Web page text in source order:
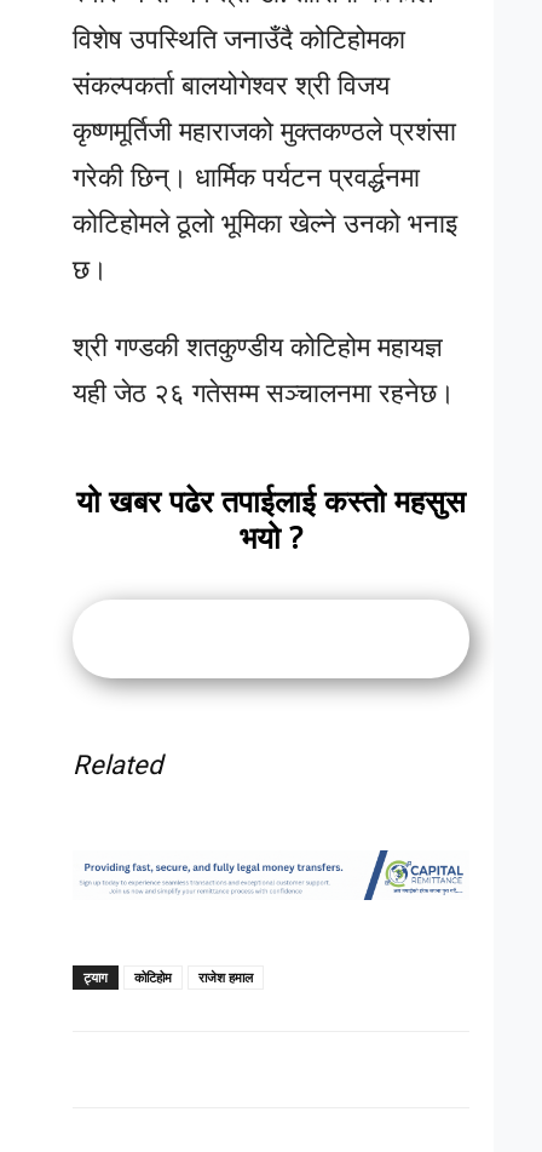
विशेष उपस्थिति जनाउँदै कोटिहोमका
संकल्पकर्ता बालयोगेश्वर श्री विजय
कृष्णमूर्तिजी महाराजको मुक्तकण्ठले प्रशंसा
गरेकी छिन्। धार्मिक पर्यटन प्रवर्द्धनमा
कोटिहोमले ठूलो भूमिका खेल्ने उनको भनाइ
छ।
श्री गण्डकी शतकुण्डीय कोटिहोम महायज्ञ
यही जेठ २६ गतेसम्म सञ्चालनमा रहनेछ।
यो खबर पढेर तपाईलाई कस्तो महसुस
भयो ?
Related
ट्याग कोटिहोम राजेश हमाल